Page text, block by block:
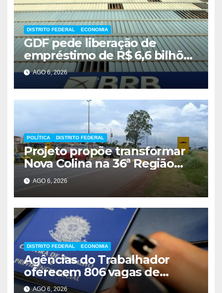
DISTRITO FEDERAL ECONOMIA
GDF pede liberação de
empréstimo de R$ 6,6 bilhões
e critica inércia do FGC
AGO 6, 2026
POLÍTICA DISTRITO FEDERAL
Projeto propõe transformar
Nova Colina na 36ª Região
Administrativa do Distrito
Federal
AGO 6, 2026
DISTRITO FEDERAL ECONOMIA
Agências do Trabalhador
oferecem 806 vagas de
emprego em Brasília
AGO 6, 2026